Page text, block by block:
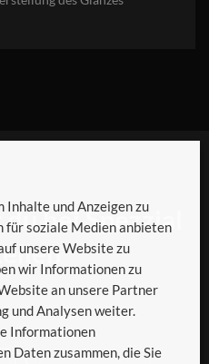
bei Spezzial
Inhalte und Anzeigen zu
für soziale Medien anbieten
unsere Website zu
wir Informationen zu
an unsere Partner
und Analysen weiter.
Informationen
Daten zusammen, die Sie